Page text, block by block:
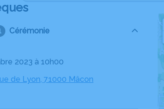
Cérémonie
2023 à 10h00
de Lyon, 71000 Mâcon